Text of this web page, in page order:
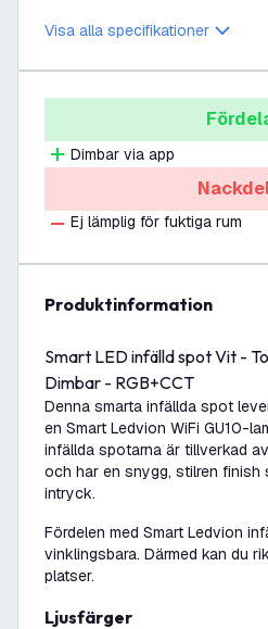
Visa alla specifikationer
Dimbar via app
Ej lämplig för fuktiga rum
produktinformation
Smart LED infälld spot Vit -
Dimbar - RGB+CCT
Denna smarta infällda spot
en Smart Ledvion WiFi GU10-
infällda spotarna är tillverkad
och har en snygg, stilren finish
intryck.
Fördelen med Smart Ledvion
vinklingsbara. Därmed kan du
platser.
Ljusfärger